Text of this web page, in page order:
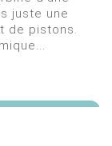
juste une
de pistons.